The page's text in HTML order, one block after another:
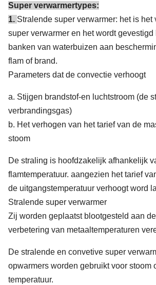
Super verwarmertypes:
1. Stralende super verwarmer: het is het
super verwarmer en het wordt gevestigd
banken van waterbuizen aan
flam of brand.
Parameters dat de convectie verhoogt
a. Stijgen brandstof-en luchtstroom (de
verbrandingsgas)
b. Het verhogen van het tarief van de
stoom
De straling is hoofdzakelijk afhankelijk
flamtemperatuur. aangezien het tarief
de uitgangstemperatuur verhoogt word
Stralende super verwarmer
Zij worden geplaatst blootgesteld aan
verbetering van metaaltemperaturen
De stralende en convetive super
opwarmers worden gebruikt voor stoom
temperatuur.